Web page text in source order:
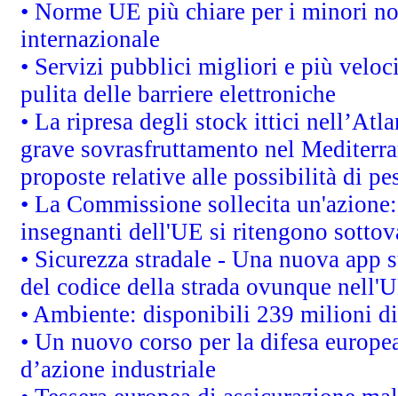
• Norme UE più chiare per i minori
internazionale
• Servizi pubblici migliori e più
pulita delle barriere elettroniche
• La ripresa degli stock ittici
grave sovrasfruttamento nel
proposte relative alle possibilità di
• La Commissione sollecita
insegnanti dell'UE si ritengono
• Sicurezza stradale - Una nuova
del codice della strada ovunque
• Ambiente: disponibili 239 milioni
• Un nuovo corso per la difesa
d’azione industriale